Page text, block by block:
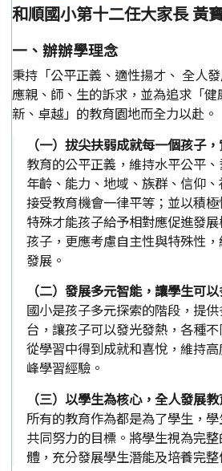
和順國小第十二任大家長 黃
一、辦辦學理念
秉持「公平正義、適性揚才、 全人
應親、師、生的訴求，並為追求「
新、卓越」的教育園地而全力以赴。
（一）拔尖扶弱成就每一個孩子
教育的公平正義，維持水平公平
年齡、能力、地域、族群、信仰
接受教育機會一律平等；並以積
特殊才能孩子給予相對應促進發
孩子，更應考慮自主性與特殊性
發展。
（二）發展多元智能，讓學生可
國小是孩子多元探索的階段，提
台，讓孩子可以發光發熱，各種
從學習中得到成就和喜悅，維持
峰學習經驗。
（三）以學生為核心，全人發展
所有的教育作為都是為了學生，
共同努力的目標。將學生視為完
體，充分發展學生潛能及培養完整